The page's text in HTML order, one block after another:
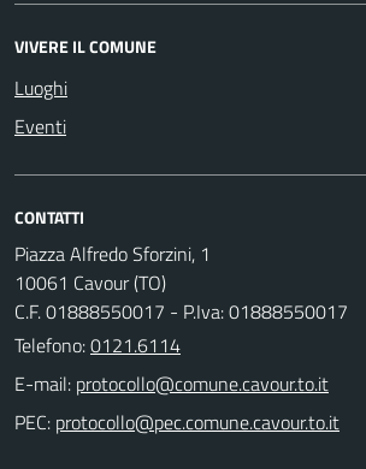
VIVERE IL COMUNE
Luoghi
Eventi
CONTATTI
Piazza Alfredo Sforzini, 1
10061 Cavour (TO)
C.F. 01888550017 - P.Iva: 01888550017
Telefono:0121.6114
E-mail:
PEC: